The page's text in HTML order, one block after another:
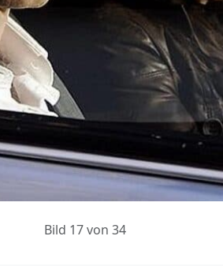
Bild 17 von 34